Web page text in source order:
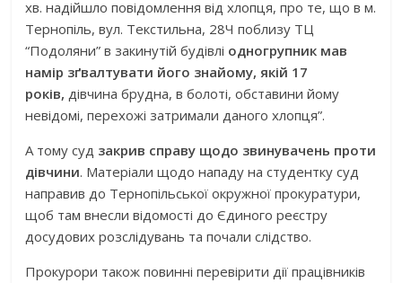
хв. надійшло повідомлення від хлопця, про те, що в м.
Тернопіль, вул. Текстильна, 28Ч поблизу ТЦ
“Подоляни” в закинутій будівлі одногрупник мав
намір зґвалтувати його знайому, якій 17
років, дівчина брудна, в болоті, обставини йому
невідомі, перехожі затримали даного хлопця”.
А тому суд закрив справу щодо звинувачень проти
дівчини. Матеріали щодо нападу на студентку суд
направив до Тернопільської окружної прокуратури,
щоб там внесли відомості до Єдиного реєстру
досудових розслідувань та почали слідство.
Прокурори також повинні перевірити дії працівників